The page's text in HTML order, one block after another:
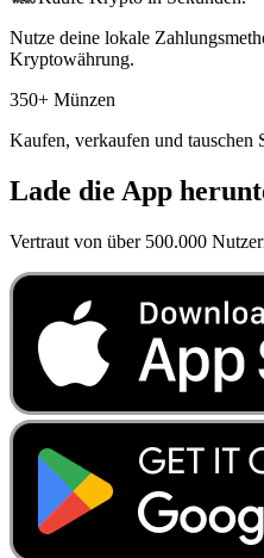
Nutze deine lokale
Kryptowährung.
350+ Münzen
Kaufen, verkaufen und tauschen
Lade die App
Vertraut von über 500.000